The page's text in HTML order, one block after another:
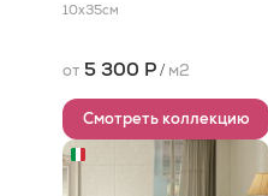
10x35см
от 5 300 Р/ м2
Смотреть коллекцию